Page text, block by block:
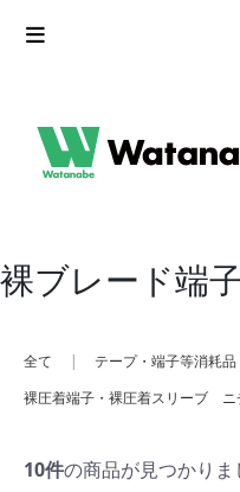
裸ブレード端
全て | テープ・端子等消耗品
裸圧着端子・裸圧着スリーブ ニ
10件の商品が見つかりま